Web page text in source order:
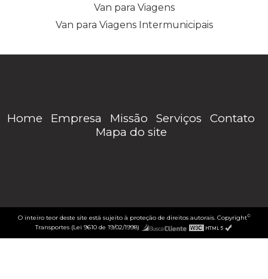
Van para Viagens
Van para Viagens Intermunicipais
Home Empresa Missão Serviços
Contato
Mapa do site
O inteiro teor deste site está sujeito à proteção de direitos autorais. Copyright©
Transportes (Lei 9610 de 19/02/1998)